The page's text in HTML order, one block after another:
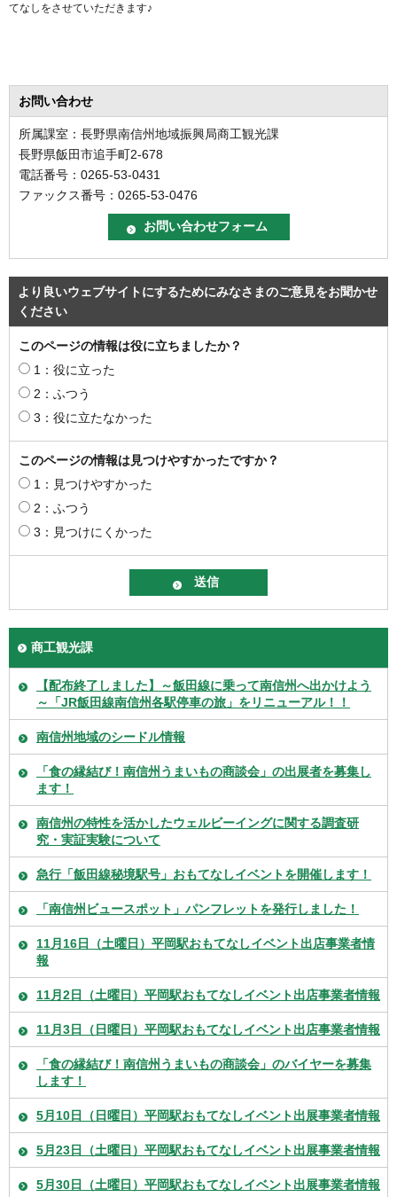
てなしをさせていただきます♪
お問い合わせ
所属課室：長野県南信州地域振興局商工観光課
長野県飯田市追手町2-678
電話番号：0265-53-0431
ファックス番号：0265-53-0476
より良いウェブサイトにするためにみなさまのご意見をお聞かせ
ください
このページの情報は役に立ちましたか？
1：役に立った
2：ふつう
3：役に立たなかった
このページの情報は見つけやすかったですか？
1：見つけやすかった
2：ふつう
3：見つけにくかった
商工観光課
【配布終了しました】～飯田線に乗って南信州へ出かけよう
～「JR飯田線南信州各駅停車の旅」をリニューアル！！
南信州地域のシードル情報
「食の縁結び！南信州うまいもの商談会」の出展者を募集し
ます！
南信州の特性を活かしたウェルビーイングに関する調査研
究・実証実験について
急行「飯田線秘境駅号」おもてなしイベントを開催します！
「南信州ビュースポット」パンフレットを発行しました！
11月16日（土曜日）平岡駅おもてなしイベント出店事業者情
報
11月2日（土曜日）平岡駅おもてなしイベント出店事業者情報
11月3日（日曜日）平岡駅おもてなしイベント出店事業者情報
「食の縁結び！南信州うまいもの商談会」のバイヤーを募集
します！
5月10日（日曜日）平岡駅おもてなしイベント出展事業者情報
5月23日（土曜日）平岡駅おもてなしイベント出展事業者情報
5月30日（土曜日）平岡駅おもてなしイベント出展事業者情報